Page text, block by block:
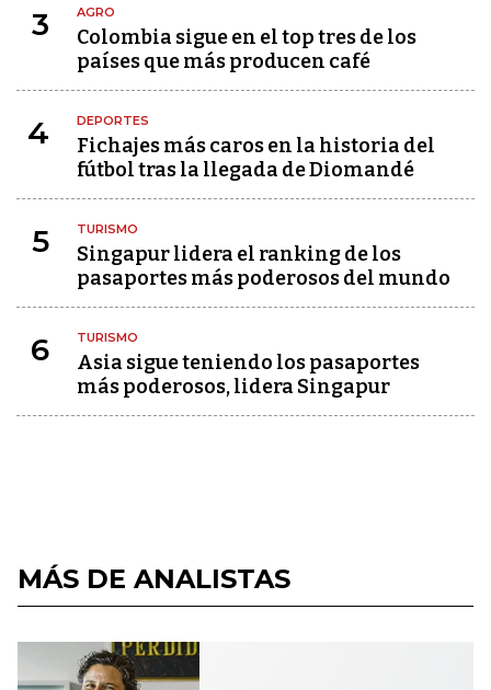
3 AGRO
Colombia sigue en el top tres de los
países que más producen café
4 DEPORTES
Fichajes más caros en la historia del
fútbol tras la llegada de Diomandé
5 TURISMO
Singapur lidera el ranking de los
pasaportes más poderosos del mundo
6 TURISMO
Asia sigue teniendo los pasaportes
más poderosos, lidera Singapur
MÁS DE ANALISTAS